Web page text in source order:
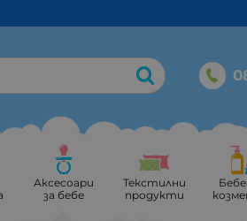
Аксесоари
за бебе
Текстилни
продукти